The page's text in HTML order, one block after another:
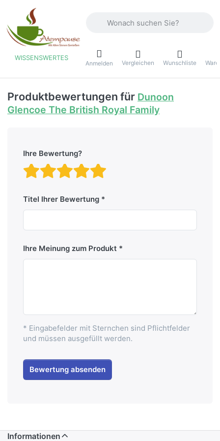
WISSENSWERTES
Anmelden Vergleichen Wunschliste
Produktbewertungen für Dunoon
Glencoe The British Royal Family
Ihre Bewertung?
Bewertung: 4 von
Bewertung: 3 von 5
Bewertung: 2 von 5
Bewertung: 1 von 5
Titel Ihrer Bewertung
Ihre Meinung zum Produkt
* Eingabefelder mit Sternchen sind Pflichtfelder
und müssen ausgefüllt werden.
Bewertung absenden
Informationen